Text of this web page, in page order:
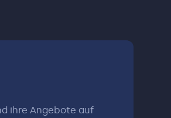
ihre Angebote auf